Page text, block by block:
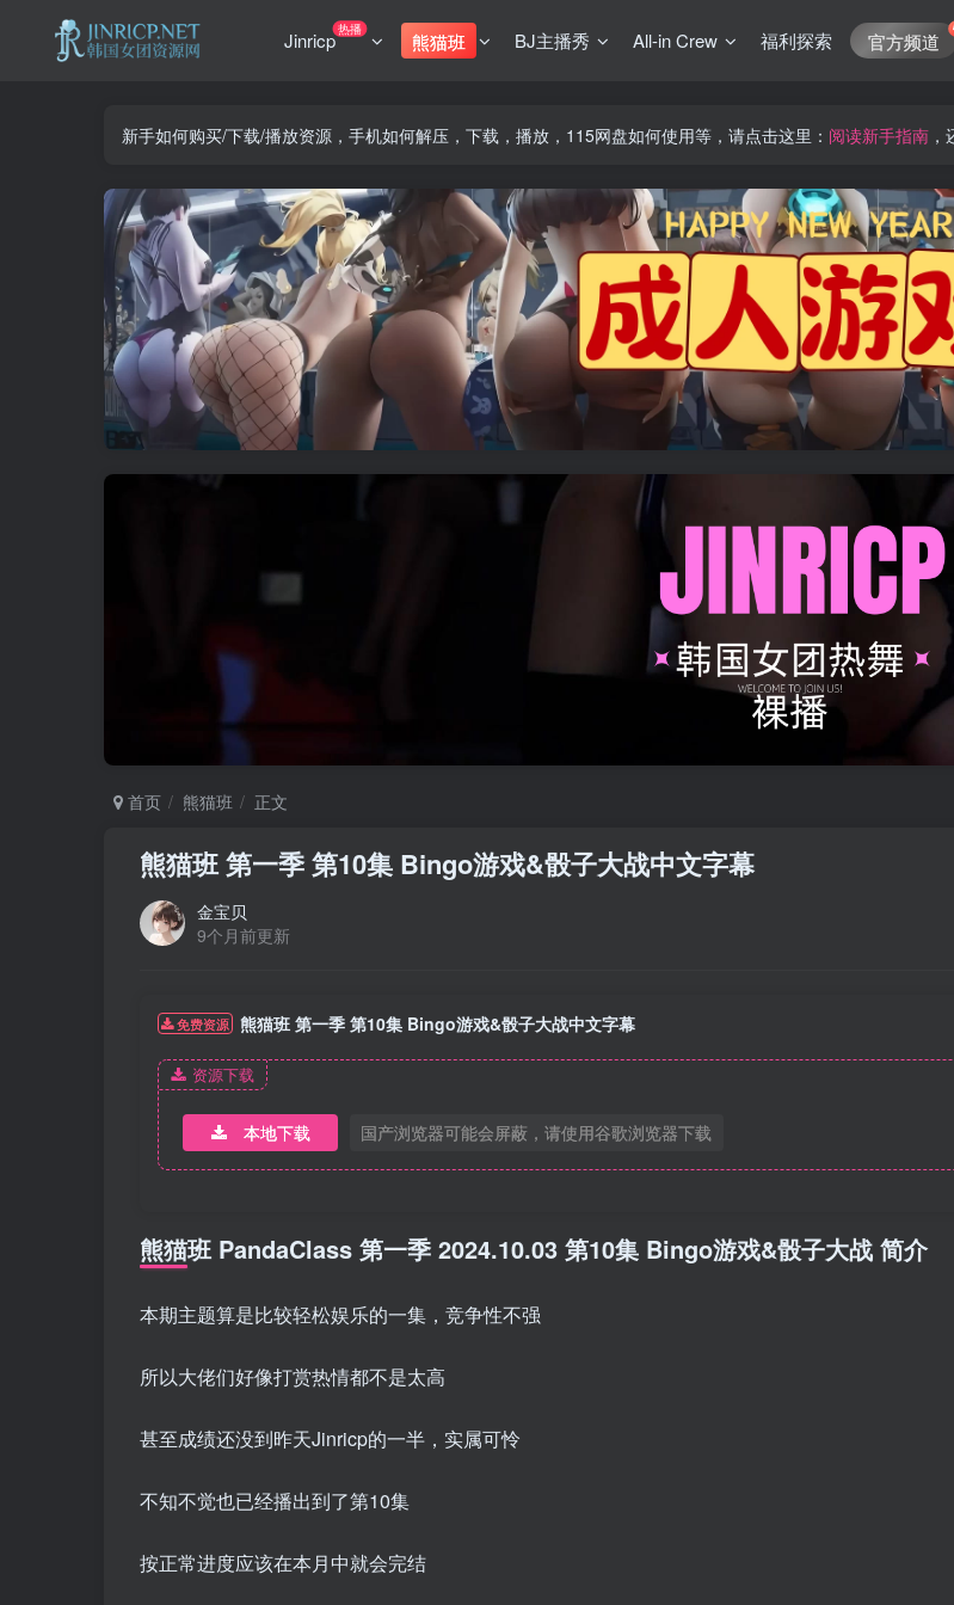
Jinricp热播
熊猫班 BJ主播秀 All-in Crew 福利探索 官方频道
新手如何购买/下载/播放资源，手机如何解压，下载，播放，115网盘如何使用等，请点击这里： 阅读新手指南
首页 熊猫班 正文
熊猫班 第一季 第10集 Bingo游戏&骰子大战中文字幕
金宝贝
9个月前更新
免费资源 熊猫班 第一季 第10集 Bingo游戏&骰子大战中文字幕
资源下载
本地下载 国产浏览器可能会屏蔽，请使用谷歌浏览器下载
熊猫班 PandaClass 第一季 2024.10.03 第10集 Bingo游戏&骰子大战 简介
本期主题算是比较轻松娱乐的一集，竞争性不强
所以大佬们好像打赏热情都不是太高
甚至成绩还没到昨天Jinricp的一半，实属可怜
不知不觉也已经播出到了第10集
按正常进度应该在本月中就会完结